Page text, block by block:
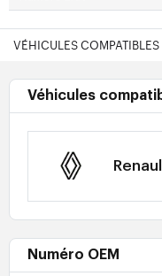
VÉHICULES COMPATIBLES
Véhicules
Numéro OEM